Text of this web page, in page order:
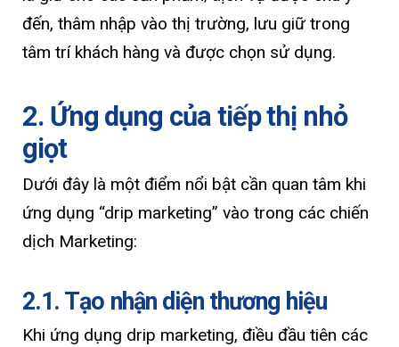
đến, thâm nhập vào thị trường, lưu giữ trong
tâm trí khách hàng và được chọn sử dụng.
2. Ứng dụng của tiếp thị nhỏ
giọt
Dưới đây là một điểm nổi bật cần quan tâm khi
ứng dụng “drip marketing” vào trong các chiến
dịch Marketing:
2.1. Tạo nhận diện thương hiệu
Khi ứng dụng drip marketing, điều đầu tiên các